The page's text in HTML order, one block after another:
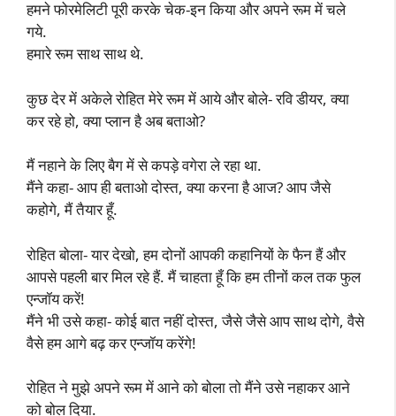
हमने फोरमेलिटी पूरी करके चेक-इन किया और अपने रूम में चले
गये.
हमारे रूम साथ साथ थे.
कुछ देर में अकेले रोहित मेरे रूम में आये और बोले- रवि डीयर, क्या
कर रहे हो, क्या प्लान है अब बताओ?
मैं नहाने के लिए बैग में से कपड़े वगेरा ले रहा था.
मैंने कहा- आप ही बताओ दोस्त, क्या करना है आज? आप जैसे
कहोगे, मैं तैयार हूँ.
रोहित बोला- यार देखो, हम दोनों आपकी कहानियों के फैन हैं और
आपसे पहली बार मिल रहे हैं. मैं चाहता हूँ कि हम तीनों कल तक फुल
एन्जॉय करें!
मैंने भी उसे कहा- कोई बात नहीं दोस्त, जैसे जैसे आप साथ दोगे, वैसे
वैसे हम आगे बढ़ कर एन्जॉय करेंगे!
रोहित ने मुझे अपने रूम में आने को बोला तो मैंने उसे नहाकर आने
को बोल दिया.